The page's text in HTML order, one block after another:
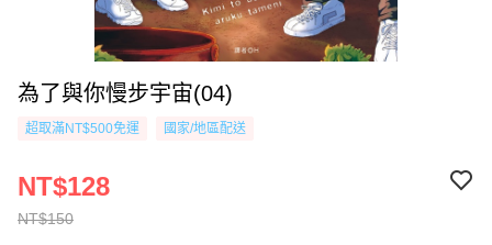
為了與你慢步宇宙(04)
超取滿NT$500免運 國家/地區配送
NT$150
NT$128